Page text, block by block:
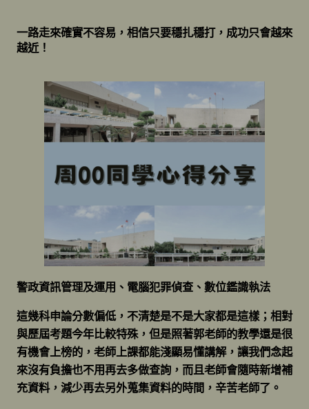
一路走來確實不容易，相信只要穩扎穩打，成功只會越來
越近！
警政資訊管理及運用、電腦犯罪偵查、數位鑑識執法
這幾科申論分數偏低，不清楚是不是大家都是這樣；相對
與歷屆考題今年比較特殊，但是照著郭老師的教學還是很
有機會上榜的，老師上課都能淺顯易懂講解，讓我們念起
來沒有負擔也不用再去多做查詢，而且老師會隨時新增補
充資料，減少再去另外蒐集資料的時間，辛苦老師了。